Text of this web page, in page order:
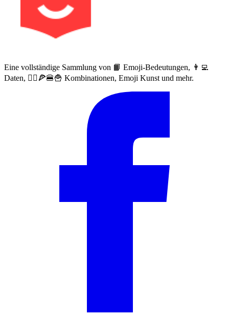
Eine vollständige Sammlung von 📙 Emoji-Bedeutungen, 👨‍💻
Daten, 🙅‍♀️🍕🍔🍟 Kombinationen, Emoji Kunst und mehr.